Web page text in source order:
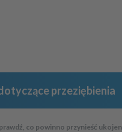
przeziębienia
co powinno przynieść